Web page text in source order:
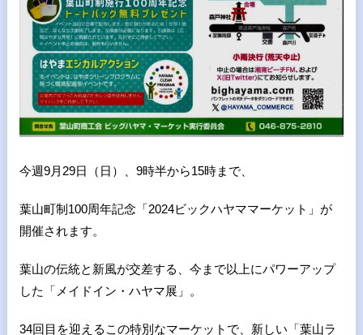
今週9月29日（日）、9時半から15時まで、
葉山町制100周年記念「2024ビックハヤママーケット」が
開催されます。
葉山の伝統と新風が交差する、今まで以上にパワーアップ
した「メイドイン・ハヤマ展」。
34回目を迎えるこの特別なマーケットで、新しい「葉山ラ